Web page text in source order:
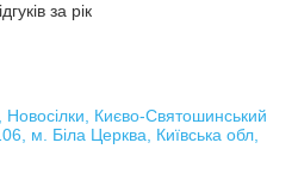
за рік
Новосілки, Києво-Святошинський
м. Біла Церква, Київська обл,